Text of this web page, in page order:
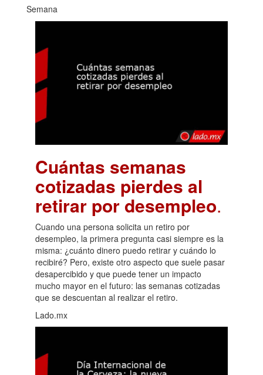
Semana
Cuántas semanas
cotizadas pierdes al
retirar por desempleo.
Cuando una persona solicita un retiro por
desempleo, la primera pregunta casi siempre es la
misma: ¿cuánto dinero puedo retirar y cuándo lo
recibiré? Pero, existe otro aspecto que suele pasar
desapercibido y que puede tener un impacto
mucho mayor en el futuro: las semanas cotizadas
que se descuentan al realizar el retiro.
Lado.mx